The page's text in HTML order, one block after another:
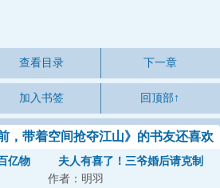
查看目录 下一章
加入书签 回顶部↑
，带着空间抢夺江山》的书友还喜欢
亿物
夫人有喜了！三爷婚后请克制
作者：明羽